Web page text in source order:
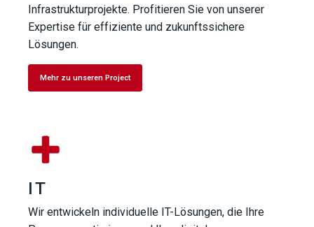
Infrastrukturprojekte. Profitieren Sie von unserer
Expertise für effiziente und zukunftssichere
Lösungen.
Mehr zu unseren Project
IT
Wir entwickeln individuelle IT-Lösungen, die Ihre